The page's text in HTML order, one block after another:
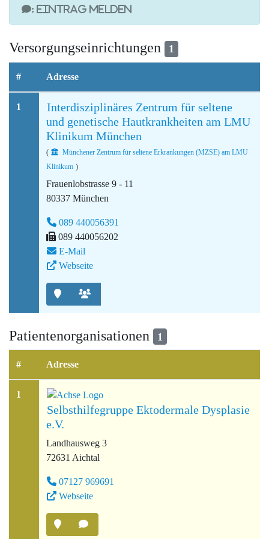
: Eintrag melden
Versorgungseinrichtungen 1
# Adresse
1
Interdisziplinäres Zentrum für seltene
und genetische Hautkrankheiten am LMU
Klinikum München
(
Münchener Zentrum für seltene Erkrankungen (MZSE) am LMU
Klinikum )
Frauenlobstrasse 9 - 11
80337 München
089 440056391
089 440056202
E-Mail
Webseite
Patientenorganisationen 1
# Adresse
1
Selbsthilfegruppe Ektodermale Dysplasie
e.V.
Landhausweg 3
72631 Aichtal
07127 969691
Webseite